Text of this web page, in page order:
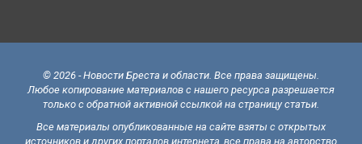
© 2026 - Новости Бреста и области. Все права защищены.
Любое копирование материалов с нашего ресурса разрешается
только с обратной активной ссылкой на страницу статьи.
Все материалы опубликованные на сайте взяты с открытых
источников и других порталов интернета, все права на авторство